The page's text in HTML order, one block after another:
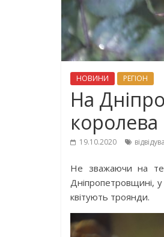
НОВИНИ РЕГІОН
На
королева
19.10.2020
Не зважаючи на
Дніпропетровщині, у
квітують троянди.